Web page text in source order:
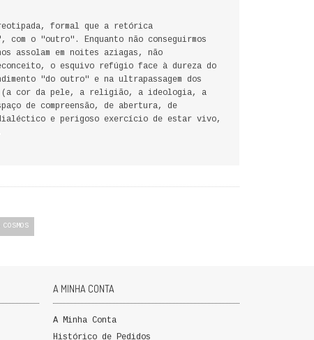
formal que a retórica
o "outro". Enquanto não conseguirmos
assolam em noites aziagas, não
o esquivo refúgio face à dureza do
"do outro" e na ultrapassagem dos
(a cor da pele, a religião, a ideologia, a
de compreensão, de abertura, de
e perigoso exercício de estar vivo,
A MINHA CONTA
A Minha Conta
Histórico de Pedidos